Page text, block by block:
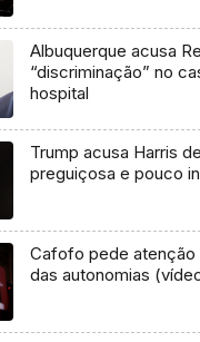
Albuquerque acusa
“discriminação” no
hospital
Trump acusa Harris
preguiçosa e pouco
Cafofo pede atenção
das autonomias